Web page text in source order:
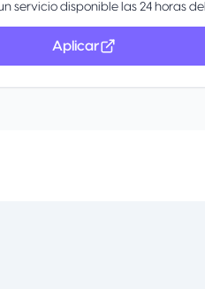
servicio disponible las 24 horas del
del año para reemplazar tu
efectivo de emergencia. Llama
al reverso de tu tarjeta o al
Aplicar